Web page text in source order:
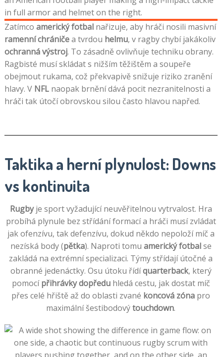
Zatímco americký fotbalnařizuje, aby hráči nosili masivní
ramenní chráničea tvrdou helmu, v ragby chybí jakákoliv
ochranná výstroj. To zásadně ovlivňuje techniku obrany.
Ragbisté musí skládat s nižším těžištěm a soupeře
obejmout rukama, což překvapivě snižuje riziko zranění
hlavy. V NFLnaopak brnění dává pocit nezranitelnosti a
hráči tak útočí obrovskou silou často hlavou napřed.
Taktika a herní plynulost: Downs
vs kontinuita
Rugbyje sport vyžadující neuvěřitelnou vytrvalost. Hra
probíhá plynule bez střídání formací a hráči musí zvládat
jak ofenzívu, tak defenzívu, dokud někdo nepoloží míč a
nezíská body (pětka). Naproti tomu americký fotbalse
zakládá na extrémní specializaci. Týmy střídají útočné a
obranné jedenáctky. Osu útoku řídíquarterback, který
pomocípřihrávky dopředuhledá cestu, jak dostat míč
přes celé hřiště až do oblasti zvané koncová zóna pro
maximální šestibodovýtouchdown.